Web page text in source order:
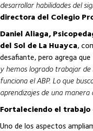
desarrollar habilidades del
directora del Colegio
Daniel Aliaga,
del Sol de La Huayca,
desafiante, pero agrega que
y hemos logrado trabajar
funciona el ABP. Lo que
aprendizajes de una
Fortaleciendo el trabajo
Uno de los aspectos